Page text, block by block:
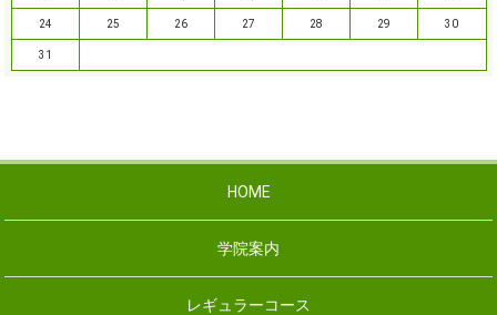
24 25 26 27 28 29 30
31
HOME
学院案内
レギュラーコース